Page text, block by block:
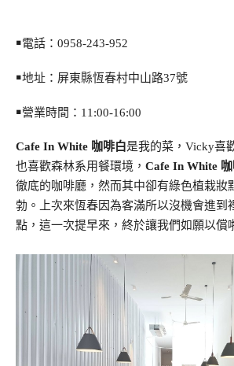
￭電話： 0958-243-952
￭地址：屏東縣恆春村中山路37號
￭營業時間：11:00-16:00
Cafe In White 咖啡白是我的菜，Vicky喜
也喜歡森林系用餐環境， Cafe In White 咖
徹底的咖啡廳，然而其中卻有綠色植栽妝
勃。上次來恆春因為客滿所以沒機會進到
點，這一次提早來，終於讓我們如願以償